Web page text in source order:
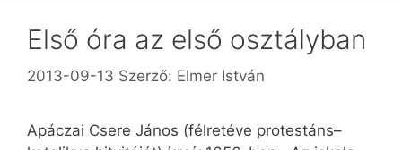
Első óra az első osztályban
2013-09-13 Szerző: Elmer István
Apáczai Csere János (félretéve protestáns–